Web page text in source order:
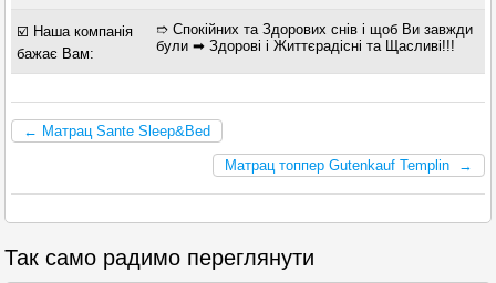
☑️ Наша компанія
бажає Вам:
➱ Спокійних та Здорових снів і щоб Ви завжди
були ➡ Здорові і Життєрадісні та Щасливі!!!
← Матрац Sante Sleep&Bed
Матрац топпер Gutenkauf Templin →
Так само радимо переглянути